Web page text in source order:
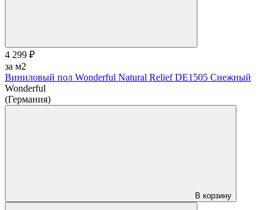
4 299 ₽
за м2
Виниловый пол Wonderful Natural Relief DE1505 Снежный
Wonderful
(Германия)
В корзину